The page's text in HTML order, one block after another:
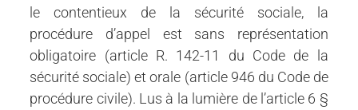
le contentieux de la sécurité sociale, la
procédure d’appel est sans représentation
obligatoire (article R. 142-11 du Code de la
sécurité sociale) et orale (article 946 du Code de
procédure civile). Lus à la lumière de l’article 6 §